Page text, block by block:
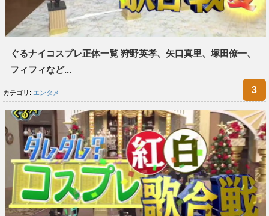
ぐるナイコスプレ正体一覧 狩野英孝、矢口真里、塚田僚一、
フィフィなど...
カテゴリ: エンタメ